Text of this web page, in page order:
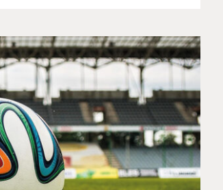
Public Viewing
Buchenhain